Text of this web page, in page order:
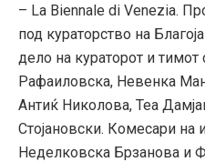
– La Biennale di Venezia.
под кураторство на
дело на кураторот и тимот
Рафаиловска, Невенка
Антиќ Николова, Теа
Стојановски. Комесари на
Неделковска Брзанова и